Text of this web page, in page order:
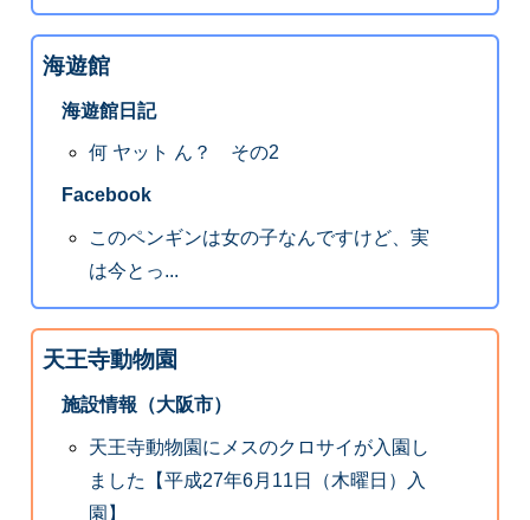
海遊館
海遊館日記
何 ヤット ん？ その2
Facebook
このペンギンは女の子なんですけど、実
は今とっ...
天王寺動物園
施設情報（大阪市）
天王寺動物園にメスのクロサイが入園し
ました【平成27年6月11日（木曜日）入
園】